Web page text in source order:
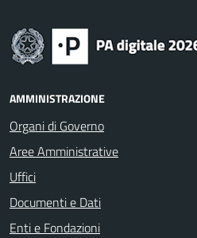
AMMINISTRAZIONE
Organi di Governo
Aree Amministrative
Uffici
Documenti e Dati
Enti e Fondazioni